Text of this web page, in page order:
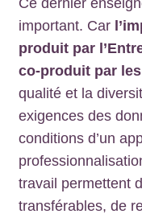
Ce dernier
important. Car
produit par
co-produit par
qualité et la
exigences des
conditions d’un
travail permettent
transférables, de